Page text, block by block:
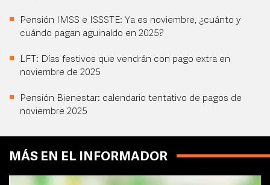
Pensión IMSS e ISSSTE: Ya es noviembre, ¿cuánto y
cuándo pagan aguinaldo en 2025?
LFT: Días festivos que vendrán con pago extra en
noviembre de 2025
Pensión Bienestar: calendario tentativo de pagos de
noviembre 2025
MÁS EN EL INFORMADOR